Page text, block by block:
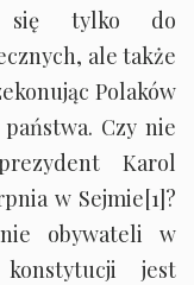
się tylko do
ale także
Polaków
Czy nie
Karol
w Sejmie[1]?
obywateli w
jest